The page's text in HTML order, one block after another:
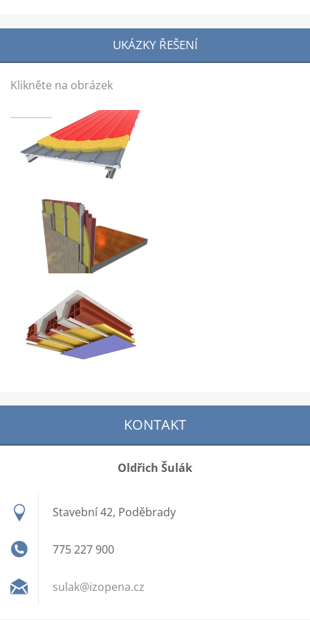
UKÁZKY ŘEŠENÍ
Klikněte na obrázek
KONTAKT
Oldřich Šulák
Stavební 42, Poděbrady
775 227 900
sulak@izopena.cz